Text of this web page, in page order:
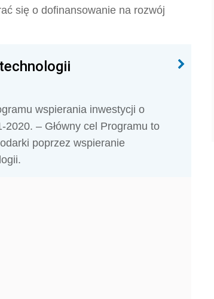
się o dofinansowanie na rozwój
wspierania inwestycji o
– Główny cel Programu to
poprzez wspieranie